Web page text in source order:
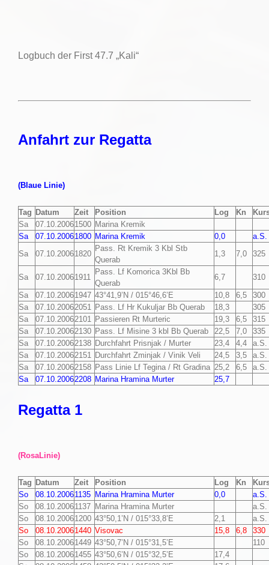
Logbuch der First 47.7 „Kali“
Anfahrt zur Regatta
(Blaue Linie)
Tag Datum Zeit Position Log Kn
Sa
07.10.20061500 Marina Kremik
Sa
07.10.20061800 Marina Kremik 0,0
a.S.
Sa
07.10.20061820
Pass. Rt Kremik 3 Kbl Stb
Querab
1,3 7,0 325
Sa 07.10.20061911
Pass. Lf Komorica 3Kbl Bb
Querab
6,7
310
Sa
07.10.20061947 43°41,9’N / 015°46,6’E 10,8 6,5
300
Sa
07.10.20062051 Pass. Lf Hr Kukuljar Bb Querab 18,3
305
Sa
07.10.20062101 Passieren Rt Murteric 19,3 6,5
315
Sa
07.10.20062130 Pass. Lf Misine 3 kbl Bb Querab 22,5 7,0
335
Sa
07.10.20062138 Durchfahrt Prisnjak / Murter 23,4 4,4
a.S.
Sa
07.10.20062151 Durchfahrt Zminjak / Vinik Veli 24,5 3,5
a.S.
Sa
07.10.20062158 Pass Linie Lf Tegina / Rt Gradina 25,2 6,5
a.S.
Sa
07.10.20062208 Marina Hramina Murter 25,7
Regatta 1
(RosaLinie)
Tag Datum Zeit Position Log Kn
So
08.10.20061135 Marina Hramina Murter 0,0
a.S.
So
08.10.20061137 Marina Hramina Murter
a.S.
So
08.10.20061200 43°50,1’N / 015°33,8’E 2,1
a.S.
So
08.10.20061440 Visovac 15,8 6,8
330
So
08.10.20061449 43°50,7’N / 015°31,5’E
110
So
08.10.20061455 43°50,6’N / 015°32,5’E
17,4